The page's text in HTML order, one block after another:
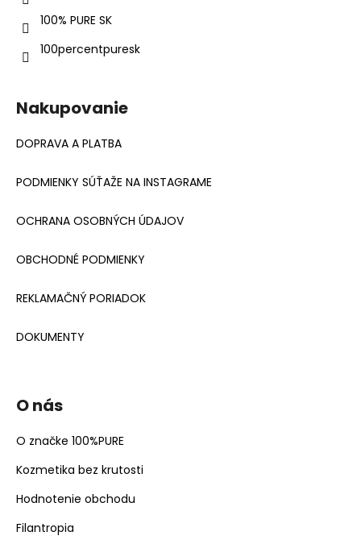
100% PURE SK
100percentpuresk
Nakupovanie
DOPRAVA A PLATBA
PODMIENKY SÚŤAŽE NA INSTAGRAME
OCHRANA OSOBNÝCH ÚDAJOV
OBCHODNÉ PODMIENKY
REKLAMAČNÝ PORIADOK
DOKUMENTY
O nás
O značke 100%PURE
Kozmetika bez krutosti
Hodnotenie obchodu
Filantropia